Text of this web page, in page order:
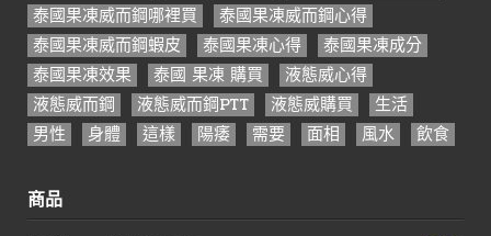
泰國果凍威而鋼哪裡買
泰國果凍威而鋼心得
泰國果凍威而鋼蝦皮
泰國果凍心得
泰國果凍成分
泰國果凍效果
泰國 果凍 購買
液態威心得
液態威而鋼
液態威而鋼PTT 液態威購買
生活
男性
身體 這樣 陽痿 需要 面相 風水 飲食
商品